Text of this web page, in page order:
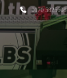
0170 5825608